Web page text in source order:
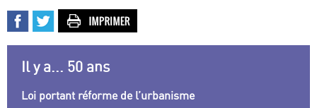
Il y a... 50 ans
Loi portant réforme de l’urbanisme